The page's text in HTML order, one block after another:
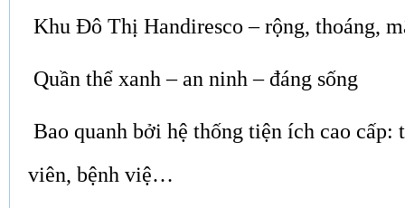
Khu Đô Thị Handiresco – rộng, thoáng,
Quần thể xanh – an ninh – đáng sống
Bao quanh bởi hệ thống tiện ích cao cấp:
viên, bệnh việ…